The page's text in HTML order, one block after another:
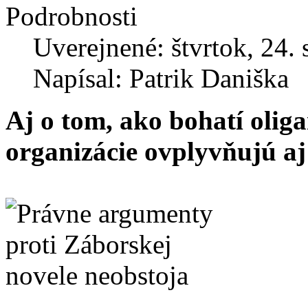
Podrobnosti
Uverejnené: štvrtok, 24.
Napísal: Patrik Daniška
Aj o tom, ako bohatí
organizácie ovplyvňujú